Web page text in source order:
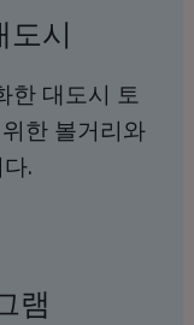
도시
한 대도시 토
한 볼거리와
.
램